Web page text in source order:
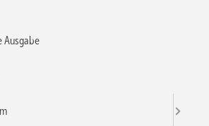
Atmosphäre
Ausgabe